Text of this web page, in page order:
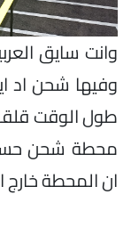
وانت سايق
وفيها شحن اد
طول الوقت
محطة شحن حسب
ان المحطة